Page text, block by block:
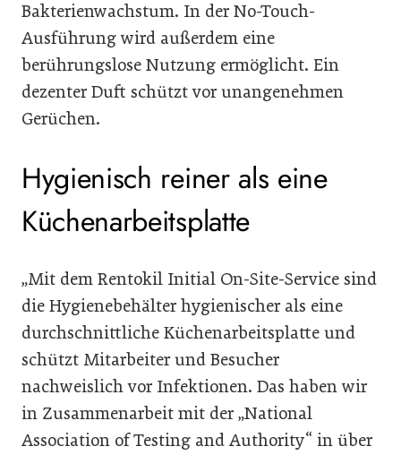
Bakterienwachstum. In der No-Touch-
Ausführung wird außerdem eine
berührungslose Nutzung ermöglicht. Ein
dezenter Duft schützt vor unangenehmen
Gerüchen.
Hygienisch reiner als eine
Küchenarbeitsplatte
„Mit dem Rentokil Initial On-Site-Service sind
die Hygienebehälter hygienischer als eine
durchschnittliche Küchenarbeitsplatte und
schützt Mitarbeiter und Besucher
nachweislich vor Infektionen. Das haben wir
in Zusammenarbeit mit der „National
Association of Testing and Authority“ in über